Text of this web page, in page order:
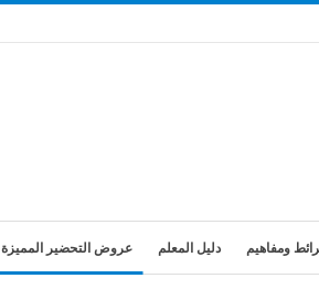
ومفاهيم دليل المعلم عروض التحضير المميزة